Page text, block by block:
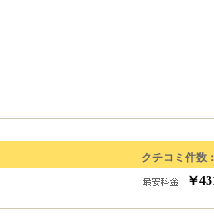
クチコミ件数：
￥